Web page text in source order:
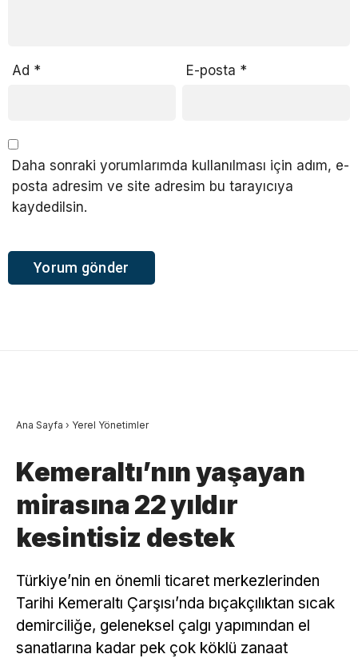
Ad * E-posta *
Daha sonraki yorumlarımda kullanılması için adım, e-
posta adresim ve site adresim bu tarayıcıya
kaydedilsin.
Ana Sayfa › Yerel Yönetimler
Kemeraltı’nın yaşayan
mirasına 22 yıldır
kesintisiz destek
Türkiye’nin en önemli ticaret merkezlerinden
Tarihi Kemeraltı Çarşısı’nda bıçakçılıktan sıcak
demirciliğe, geleneksel çalgı yapımından el
sanatlarına kadar pek çok köklü zanaat